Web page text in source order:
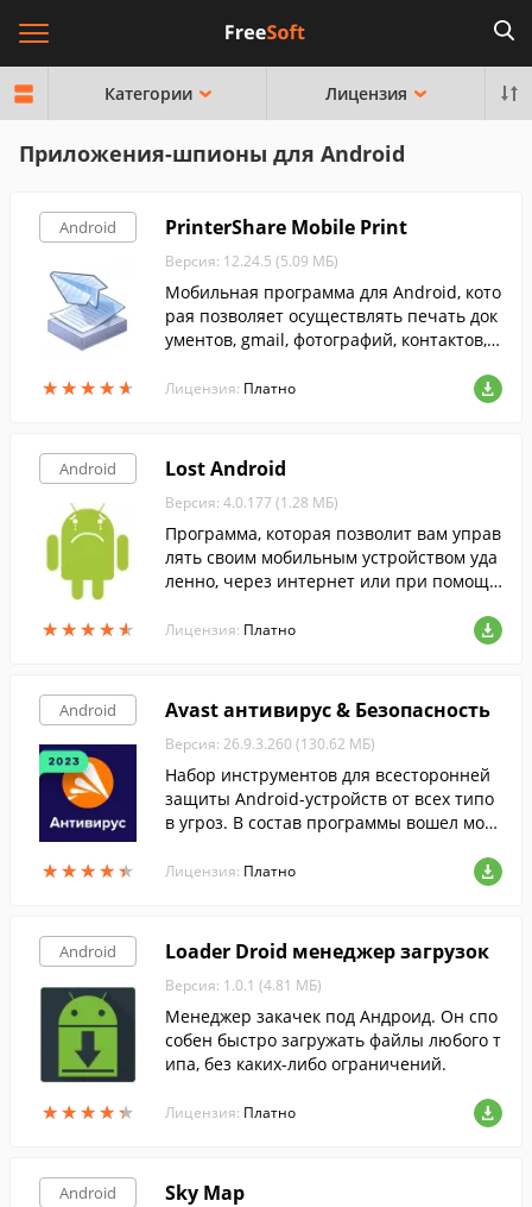
Категории Лицензия
Приложения-шпионы для Android
Android
★★★★★
★★★★★
PrinterShare Mobile Print
Версия: 12.24.5 (5.09 МБ)
Мобильная программа для Android, кото
рая позволяет осуществлять печать док
ументов, gmail, фотографий, контактов, s
Лицензия: Платно
Android
★★★★★
★★★★★
Lost Android
Версия: 4.0.177 (1.28 МБ)
Программа, которая позволит вам управ
лять своим мобильным устройством уда
ленно, через интернет или при помощи
Лицензия: Платно
Android
★★★★★
★★★★★
Avast антивирус & Безопасность
Версия: 26.9.3.260 (130.62 МБ)
Набор инструментов для всесторонней
защиты Android-устройств от всех типо
в угроз. В состав программы вошел мощ
езопасности, а также многое другое.
Лицензия: Платно
Android
★★★★★
★★★★★
Loader Droid менеджер загрузок
Версия: 1.0.1 (4.81 МБ)
Менеджер закачек под Андроид. Он спо
собен быстро загружать файлы любого т
ипа, без каких-либо ограничений.
Лицензия: Платно
Android Sky Map